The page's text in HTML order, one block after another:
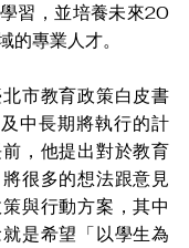
習，並培養未來20
的專業人才。
市教育政策白皮書
中長期將執行的計
，他提出對於教育
很多的想法跟意見
與行動方案，其中
是希望「以學生為